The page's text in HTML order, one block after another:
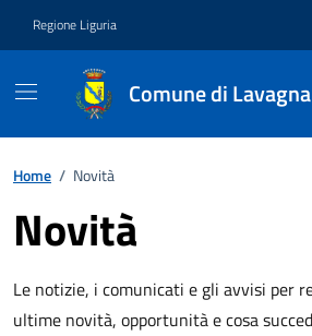
Regione Liguria
Comune di Lavagna
Home / Novità
Novità
Le notizie, i comunicati e gli avvisi per
ultime novità, opportunità e cosa